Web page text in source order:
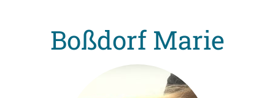
Boßdorf Marie